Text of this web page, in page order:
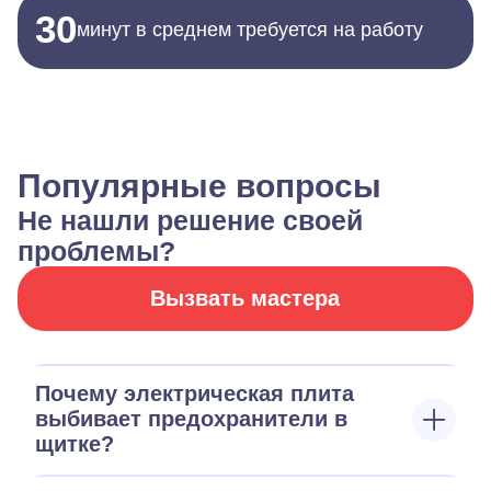
30минут в среднем требуется на работу
Популярные вопросы
Не нашли решение своей
проблемы?
Вызвать мастера
Почему электрическая плита
выбивает предохранители в
щитке?